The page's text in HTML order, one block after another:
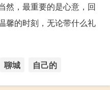
然，最重要的是心意，回
馨的时刻，无论带什么礼
聊城 自己的